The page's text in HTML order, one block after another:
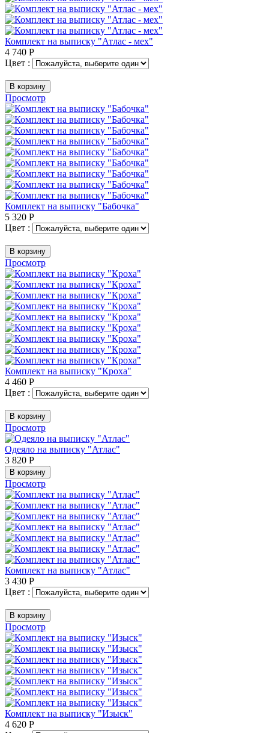
Комплект на выписку "Атлас - мех"
4 740 Р
Цвет :
В корзину
Просмотр
Комплект на выписку "Бабочка"
5 320 Р
Цвет :
В корзину
Просмотр
Комплект на выписку "Кроха"
4 460 Р
Цвет :
В корзину
Просмотр
Одеяло на выписку "Атлас"
3 820 Р
В корзину
Просмотр
Комплект на выписку "Атлас"
3 430 Р
Цвет :
В корзину
Просмотр
Комплект на выписку "Изыск"
4 620 Р